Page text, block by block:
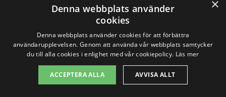
snöskottning i andra
städer nära Gryt
Att hitta pålitlig hjälp försnöskottning i
×
Denna webbplats använder
cookies
Denna webbplats använder cookies för att förbättra
användarupplevelsen. Genom att använda vår webbplats samtycker
du till alla cookies i enlighet med vår cookiepolicy. Läs mer
ACCEPTERA ALLA AVVISA ALLT